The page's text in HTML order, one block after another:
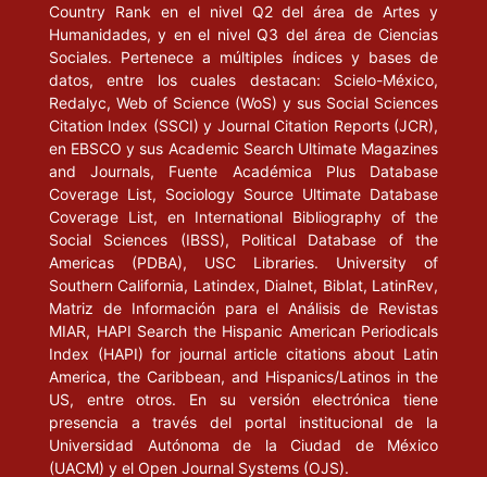
Country Rank en el nivel Q2 del área de Artes y
Humanidades, y en el nivel Q3 del área de Ciencias
Sociales. Pertenece a múltiples índices y bases de
datos, entre los cuales destacan: Scielo-México,
Redalyc, Web of Science (WoS) y sus Social Sciences
Citation Index (SSCI) y Journal Citation Reports (JCR),
en EBSCO y sus Academic Search Ultimate Magazines
and Journals, Fuente Académica Plus Database
Coverage List, Sociology Source Ultimate Database
Coverage List, en International Bibliography of the
Social Sciences (IBSS), Political Database of the
Americas (PDBA), USC Libraries. University of
Southern California, Latindex, Dialnet, Biblat, LatinRev,
Matriz de Información para el Análisis de Revistas
MIAR, HAPI Search the Hispanic American Periodicals
Index (HAPI) for journal article citations about Latin
America, the Caribbean, and Hispanics/Latinos in the
US, entre otros. En su versión electrónica tiene
presencia a través del portal institucional de la
Universidad Autónoma de la Ciudad de México
(UACM) y el Open Journal Systems (OJS).